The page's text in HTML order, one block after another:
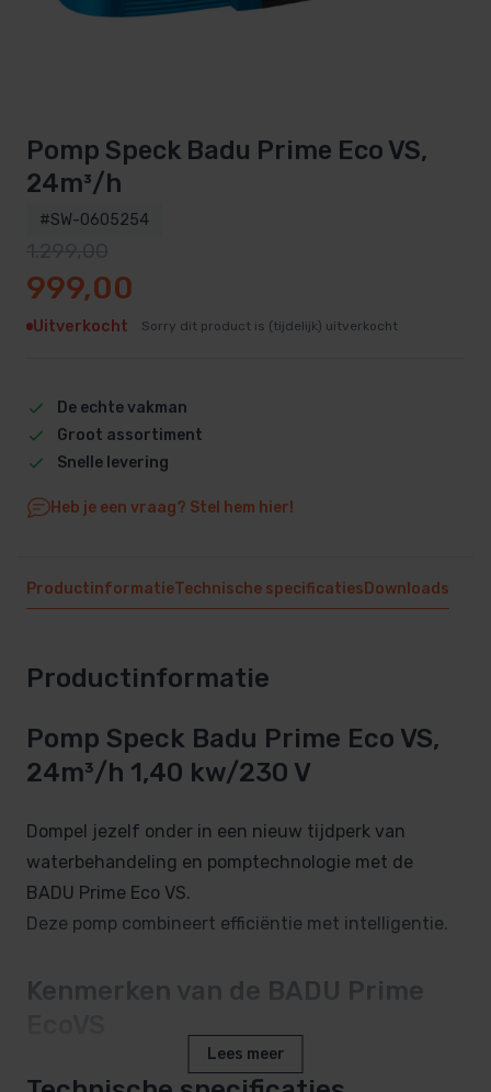
Pomp Speck Badu Prime Eco VS,
24m³/h
#SW-0605254
999,00
Uitverkocht Sorry dit product is (tijdelijk) uitverkocht
De echte vakman
Groot assortiment
Snelle levering
Heb je een vraag? Stel hem hier!
ProductinformatieTechnische specificaties Downloads
Productinformatie
Pomp Speck Badu Prime Eco VS,
24m³/h 1,40 kw/230 V
Dompel jezelf onder in een nieuw tijdperk van
waterbehandeling en pomptechnologie met de
BADU Prime Eco VS.
Deze pomp combineert efficiëntie met intelligentie.
Kenmerken van de BADU Prime
Circulatie van zwembadwater door een
Lees meer